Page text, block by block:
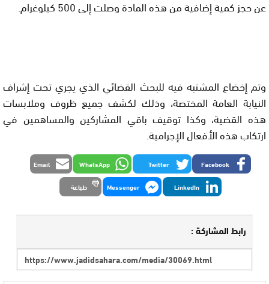
عن حجز كمية إضافية من هذه المادة وصلت إلى 500 كيلوغرام.
وتم إخضاع المشتبه فيه للبحث القضائي الذي يجري تحت إشراف
النيابة العامة المختصة، وذلك لكشف جميع ظروف وملابسات
هذه القضية، وكذا توقيف باقي المشاركين والمساهمين في
ارتكاب هذه الأفعال الإجرامية.
Facebook
Twitter
WhatsApp
Email
LinkedIn
Messenger طباعة
رابط المشاركة :